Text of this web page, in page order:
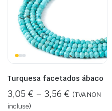
Turquesa facetados ábaco
3,05 € – 3,56 € (TVA NON
incluse)